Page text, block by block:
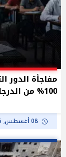
مفاجأة الدور
100% من الدرجات بشروط
08 أغسطس, 2026 07:00 م